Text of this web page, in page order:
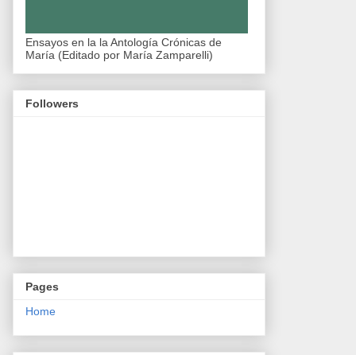
Ensayos en la la Antología Crónicas de
María (Editado por María Zamparelli)
Followers
Pages
Home